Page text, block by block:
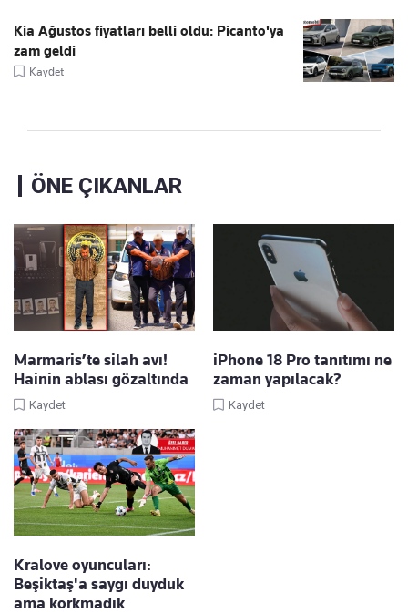
Kia Ağustos fiyatları belli oldu: Picanto'ya
zam geldi
Kaydet
ÖNE ÇIKANLAR
Marmaris’te silah avı!
Hainin ablası gözaltında
Kaydet
iPhone 18 Pro tanıtımı ne
zaman yapılacak?
Kaydet
Kralove oyuncuları:
Beşiktaş'a saygı duyduk
ama korkmadık